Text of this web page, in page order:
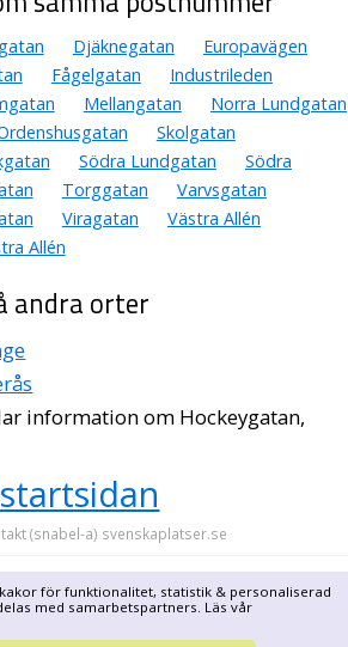
för funktionalitet, statistik & personaliserad
med samarbetspartners. Läs vår
Djäknegatan
Europavägen
Fågelgatan
Industrileden
Mellangatan
Norra Lundgatan
Skolgatan
Södra Lundgatan
Södra
Torggatan
Varvsgatan
Viragatan
Västra Allén
Allén
andra orter
information om Hockeygatan,
(snabel-a) svenskaplatser.se